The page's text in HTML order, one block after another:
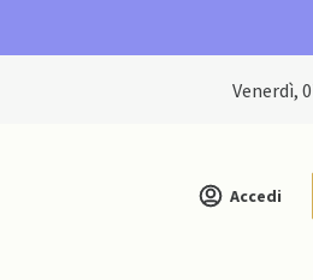
venerdì,
Accedi